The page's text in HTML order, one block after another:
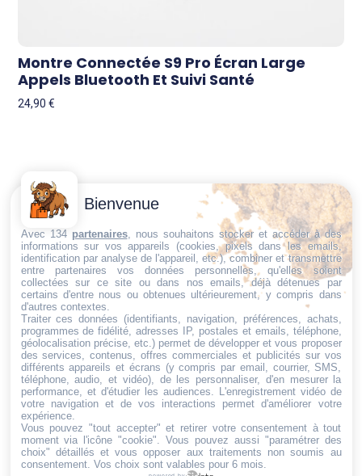
Montre Connectée S9 Pro Écran Large
Appels Bluetooth Et Suivi Santé
24,90€
Trouvez ce qu'il vous faut,
au bon endroit
Conditions
générales
de vente
Politique de
cookies
Politique de
confidentialité
Mentions
légales
Conditions de
retour et de
remboursement
Droit de
rétractation
Contactez-
Nous
Email:
dt@sasbms.fr
Bienvenue
Avec 134 partenaires, nous souhaitons stocker et accéder à des
informations sur vos appareils (cookies, pixels dans les emails,
identification par analyse de l'appareil, etc.), combiner et transmettre
entre partenaires vos données personnelles, qu'elles soient
collectées sur ce site ou dans nos emails, déjà détenues par
certains d'entre nous ou obtenues ultérieurement, y compris dans
d'autres contextes.
Traiter ces données (identifiants, navigation, préférences, achats,
programmes de fidélité, adresses IP, postales et emails, téléphone,
géolocalisation précise, etc.) permet de développer et vous proposer
des services, contenus, offres commerciales et publicités sur vos
différents appareils et écrans (y compris par email, courrier, SMS,
téléphone, audio, et vidéo), de les personnaliser, d'en mesurer la
performance, et d'étudier les audiences. L'enregistrement vidéo de
votre navigation et de vos interactions permet d'améliorer votre
expérience.
Vous pouvez "tout accepter" et retirer votre consentement à tout
moment via l'icône "cookie" . Vous pouvez aussi "paramétrer des
choix" détaillés et vous opposer aux traitements non soumis au
consentement. Vos choix sont valables pour 6 mois.